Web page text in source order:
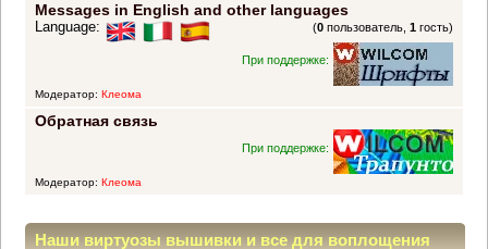
Messages in English and other languages
(0 пользователь,1 гость)
Language:
При поддержке:
Модератор: Клеома
Обратная связь
При поддержке:
Модератор: Клеома
Наши виртуозы вышивки и все для воплощения